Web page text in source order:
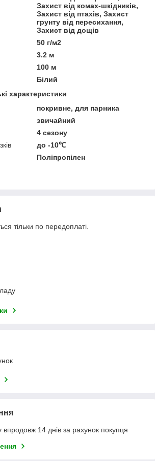
Захист від комах-шкідників,
Захист від птахів, Захист
грунту від пересихання,
Захист від дощів
50 г/м2
3.2 м
100 м
Білий
характеристики
покривне, для парника
звичайний
4 сезону
до -10℃
Поліпропілен
тільки по передоплаті.
14 днів за рахунок покупця